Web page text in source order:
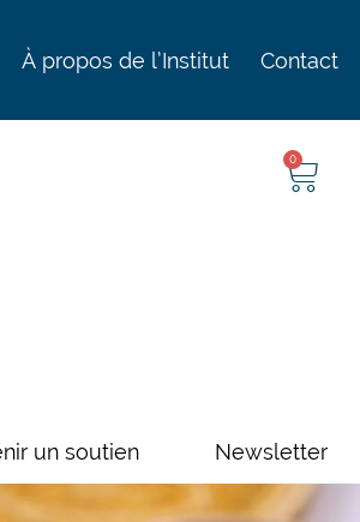
À propos de l’Institut Contact
0
un soutien Newsletter